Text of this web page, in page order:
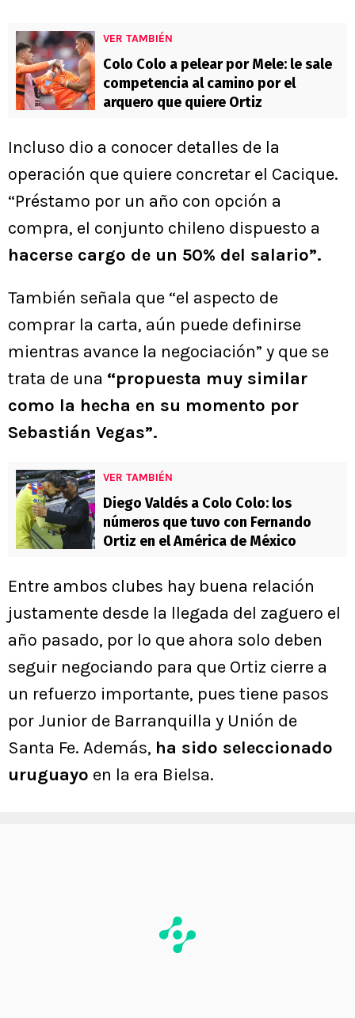
VER TAMBIÉN
Colo Colo a pelear por Mele: le sale
competencia al camino por el
arquero que quiere Ortiz
Incluso dio a conocer detalles de la
operación que quiere concretar el Cacique.
“Préstamo por un año con opción a
compra, el conjunto chileno dispuesto a
hacerse cargo de un 50% del salario”.
También señala que “el aspecto de
comprar la carta, aún puede definirse
mientras avance la negociación” y que se
trata de una “propuesta muy similar
como la hecha en su momento por
Sebastián Vegas”.
VER TAMBIÉN
Diego Valdés a Colo Colo: los
números que tuvo con Fernando
Ortiz en el América de México
Entre ambos clubes hay buena relación
justamente desde la llegada del zaguero el
año pasado, por lo que ahora solo deben
seguir negociando para que Ortiz cierre a
un refuerzo importante, pues tiene pasos
por Junior de Barranquilla y Unión de
Santa Fe. Además, ha sido seleccionado
uruguayo en la era Bielsa.